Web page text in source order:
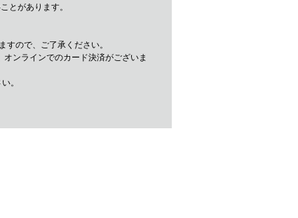
とがあります。
ので、ご了承ください。
ンラインでのカード決済がございま
。